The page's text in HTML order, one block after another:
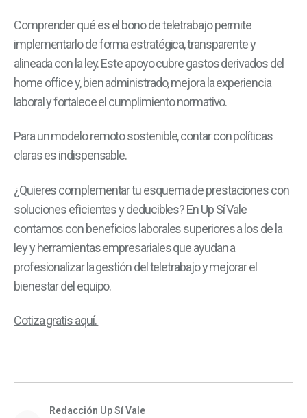
Comprender qué es el bono de teletrabajo permite
implementarlo de forma estratégica, transparente y
alineada con la ley. Este apoyo cubre gastos derivados del
home office y, bien administrado, mejora la experiencia
laboral y fortalece el cumplimiento normativo.
Para un modelo remoto sostenible, contar con políticas
claras es indispensable.
¿Quieres complementar tu esquema de prestaciones con
soluciones eficientes y deducibles? En Up Sí Vale
contamos con beneficios laborales superiores a los de la
ley y herramientas empresariales que ayudan a
profesionalizar la gestión del teletrabajo y mejorar el
bienestar del equipo.
Cotiza gratis aquí.
Redacción Up Sí Vale